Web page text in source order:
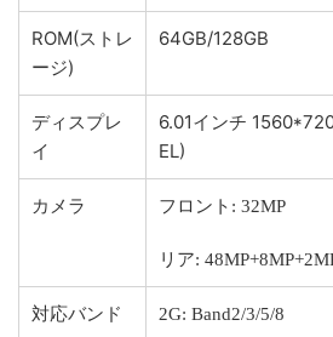
ROM(ストレ
ージ)
64GB/128GB
ディスプレ
イ
6.01インチ
EL)
カメラ フロント: 32MP
リア:
対応バンド 2G: Band2/3/5/8